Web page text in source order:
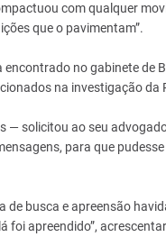
com qualquer
que o pavimentam”.
no gabinete de
na investigação da
— solicitou ao seu
para que
busca e apreensão
foi apreendido”,